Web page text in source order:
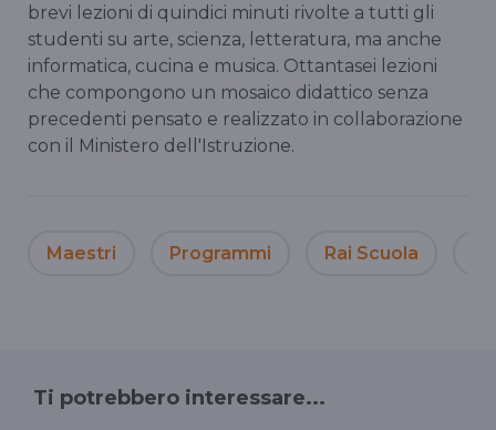
brevi lezioni di quindici minuti rivolte a tutti gli
studenti su arte, scienza, letteratura, ma anche
informatica, cucina e musica. Ottantasei lezioni
che compongono un mosaico didattico senza
precedenti pensato e realizzato in collaborazione
con il Ministero dell'Istruzione.
Maestri Programmi Rai Scuola
Ti potrebbero interessare...